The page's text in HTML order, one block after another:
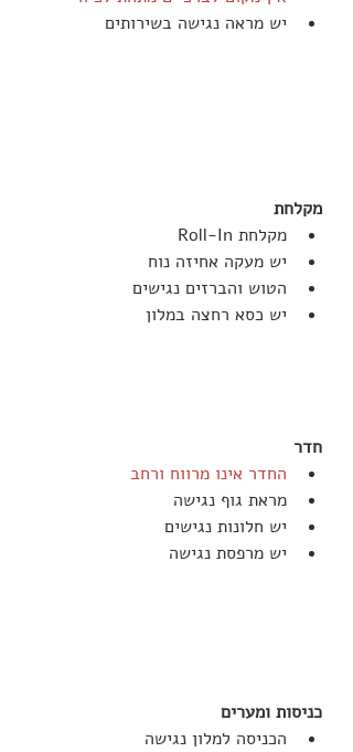
יש מראה נגישה בשירותים
מקלחת
מקלחת Roll-In
יש מעקה אחיזה נוח
הטוש והברזים נגישים
יש כסא רחצה במלון
חדר
החדר אינו מרווח ורחב
מראת גוף נגישה
יש חלונות נגישים
יש מרפסת נגישה
כניסות ומערים
הכניסה למלון נגישה